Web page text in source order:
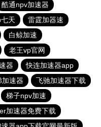
酷通npv加速器
天
雷霆加器速
白鲸加速
老王vp官网
器
快连加速器app
加速器
飞驰加速器下载
梯子npv加速
加速器免费下载